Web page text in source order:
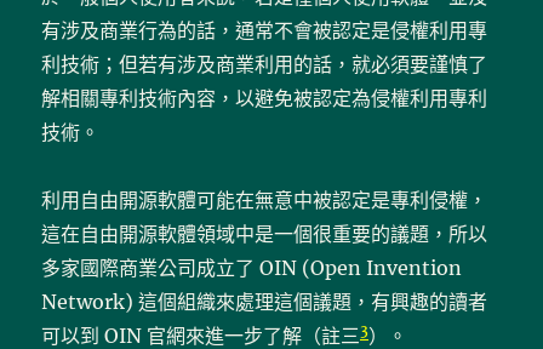
有涉及商業行為的話，通常不會被認定是侵權利用專
利技術；但若有涉及商業利用的話，就必須要謹慎了
解相關專利技術內容，以避免被認定為侵權利用專利
技術。
利用自由開源軟體可能在無意中被認定是專利侵權，
這在自由開源軟體領域中是一個很重要的議題，所以
多家國際商業公司成立了 OIN (Open Invention
Network) 這個組織來處理這個議題，有興趣的讀者
可以到 OIN 官網來進一步了解（註三3）。